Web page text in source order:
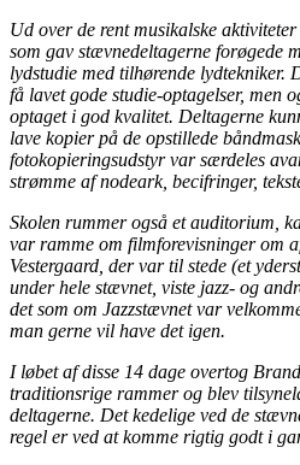
Ud over de rent musikalske
som gav stævnedeltagerne forøgede
lydstudie med tilhørende lydtekniker.
få lavet gode studie-optagelser, men
optaget i god kvalitet. Deltagerne
lave kopier på de opstillede
fotokopieringsudstyr var særdeles
strømme af nodeark, becifringer,
Skolen rummer også et auditorium,
var ramme om filmforevisninger om
Vestergaard, der var til stede (et
under hele stævnet, viste jazz- og
det som om Jazzstævnet var
man gerne vil have det igen.
I løbet af disse 14 dage overtog
traditionsrige rammer og blev
deltagerne. Det kedelige ved de
regel er ved at komme rigtig godt i